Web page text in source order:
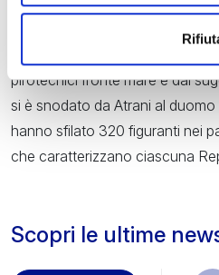
completamente femminile, il
Antiche Repubbliche Marinare.
pirotecnici fronte mare e dal
si è snodato da Atrani al duomo
hanno sfilato 320 figuranti nei
che caratterizzano ciascuna
Scopri le ultime